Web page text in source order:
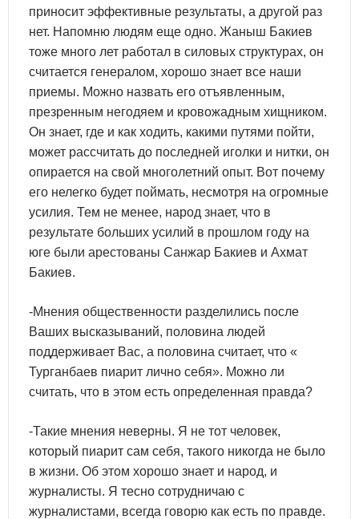
приносит эффективные результаты, а другой раз
нет. Напомню людям еще одно. Жаныш Бакиев
тоже много лет работал в силовых структурах, он
считается генералом, хорошо знает все наши
приемы. Можно назвать его отъявленным,
презренным негодяем и кровожадным хищником.
Он знает, где и как ходить, какими путями пойти,
может рассчитать до последней иголки и нитки, он
опирается на свой многолетний опыт. Вот почему
его нелегко будет поймать, несмотря на огромные
усилия. Тем не менее, народ знает, что в
результате больших усилий в прошлом году на
юге были арестованы Санжар Бакиев и Ахмат
Бакиев.
-Мнения общественности разделились после
Ваших высказываний, половина людей
поддерживает Вас, а половина считает, что «
Турганбаев пиарит лично себя». Можно ли
считать, что в этом есть определенная правда?
-Такие мнения неверны. Я не тот человек,
который пиарит сам себя, такого никогда не было
в жизни. Об этом хорошо знает и народ, и
журналисты. Я тесно сотрудничаю с
журналистами, всегда говорю как есть по правде.